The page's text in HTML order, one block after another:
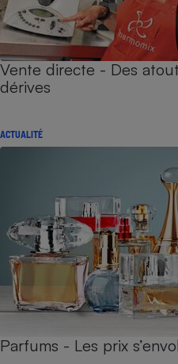
Vente directe - Des
dérives
ACTUALITÉ
Parfums - Les prix